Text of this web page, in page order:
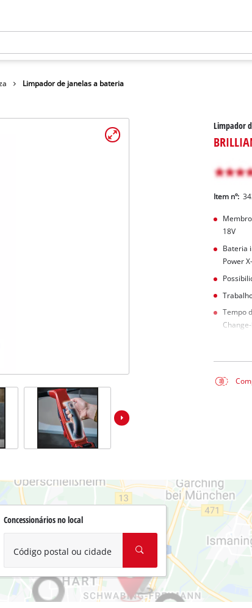
Limpador de janelas a bateria
Limpador
Item nº:
18V
Bateria
Power
Tempo
Concessionários no local
Código postal ou cidade